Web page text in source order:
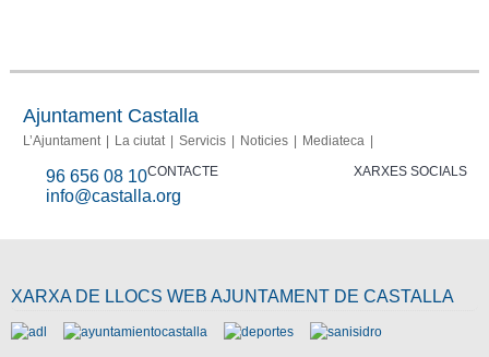
Seu
Portal de
Photovoltaic
Informació
Perfil delFons
Bústia de
Punt
Autoliquidacions
Participa
Fraud
Ajuntament Castalla
L’Ajuntament La ciutat Servicis Noticies
Mediateca
CONTACTE
96 656 08 10
info@castalla.org
XARXES SOCIALS
XARXA DE LLOCS WEB AJUNTAMENT DE CASTALLA